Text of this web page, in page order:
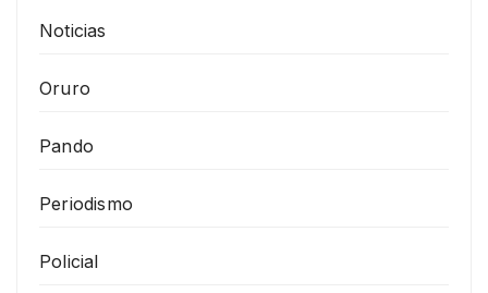
Noticias
Oruro
Pando
Periodismo
Policial